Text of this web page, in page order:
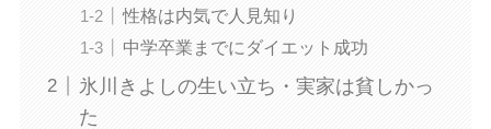
性格は内気で人見知り
中学卒業までにダイエット成功
氷川きよしの生い立ち・実家は貧しかっ
た